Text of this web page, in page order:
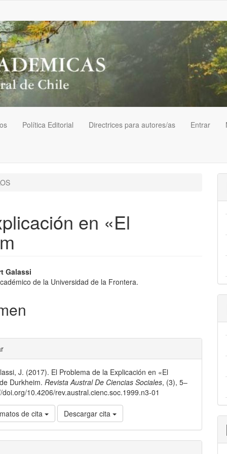
Política Editorial Directrices para autores/as Entrar
en «El
Galassi
de la Universidad de la Frontera.
J. (2017). El Problema de la Explicación en «El
Durkheim.Revista Austral De Ciencias Sociales, (3), 5–
10.4206/rev.austral.cienc.soc.1999.n3-01
de cita Descargar cita